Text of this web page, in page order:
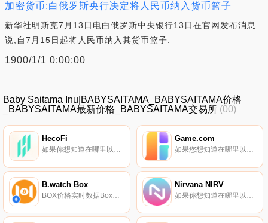
加密货币:白俄罗斯央行决定将人民币纳入货币篮子
新华社明斯克7月13日电白俄罗斯中央银行13日在官网发布消息
说,自7月15日起将人民币纳入其货币篮子.
1900/1/1 0:00:00
Baby Saitama Inu|BABYSAITAMA_BABYSAITAMA价格
_BABYSAITAMA最新价格_BABYSAITAMA交易所 (00)
HecoFi
如果你想知道在哪里以当前价格购买HecoFi,目前交易{HecoFi]股票的顶级加密货币交易所是MDEX。您可以在我们的加密货币交易所页面上找到其他列表.
Game.com
如果您想知道在哪里以当前价格购买Game.com,目前交易｛GTCnname｝股票的顶级加密货币交易所是Gate.io。您可以在我们的加密货币交易所页面上找到其他交易所。Game.com（GTC）是一种加密货币,在以太坊平台上运行.
B.watch Box
BOX价格实时数据Box是一只加密货币ETF基金,包含七种基础资产：BTC、ETH、EOS、MOB、XIN、UNi和DOT.
Nirvana NIRV